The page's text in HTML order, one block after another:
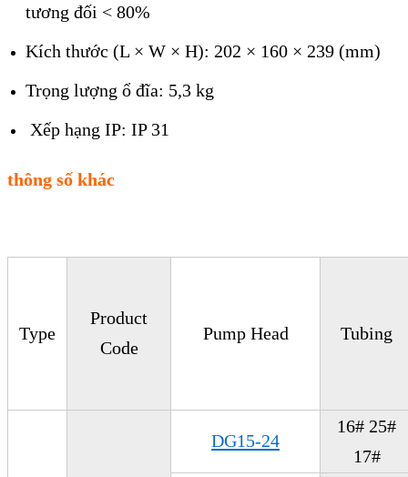
tương đối < 80%
Kích thước (L × W × H): 202 × 160 × 239 (mm)
Trọng lượng ổ đĩa: 5,3 kg
Xếp hạng IP: IP 31
thông số khác
Type
Product
Code
Pump Head Tubing
DG15-24
16# 25#
17#